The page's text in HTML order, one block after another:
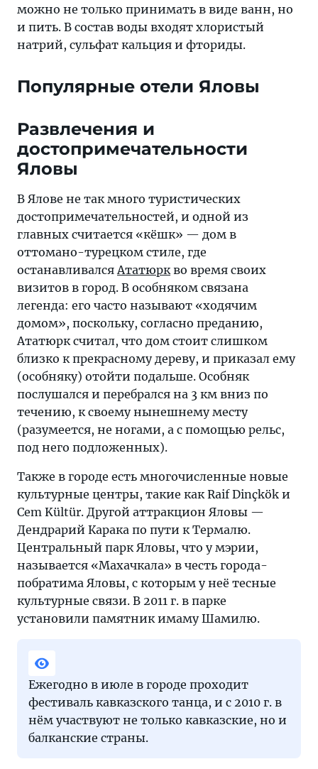
можно не только принимать в виде ванн, но
и пить. В состав воды входят хлористый
натрий, сульфат кальция и фториды.
Популярные отели Яловы
Развлечения и
достопримечательности
Яловы
В Ялове не так много туристических
достопримечательностей, и одной из
главных считается «кёшк» — дом в
оттомано-турецком стиле, где
останавливалсяАтатюркво время своих
визитов в город. В особняком связана
легенда: его часто называют «ходячим
домом», поскольку, согласно преданию,
Ататюрк считал, что дом стоит слишком
близко к прекрасному дереву, и приказал ему
(особняку) отойти подальше. Особняк
послушался и перебрался на 3 км вниз по
течению, к своему нынешнему месту
(разумеется, не ногами, а с помощью рельс,
под него подложенных).
Также в городе есть многочисленные новые
культурные центры, такие как Raif Dinçkök и
Cem Kültür. Другой аттракцион Яловы —
Дендрарий Карака по пути к Термалю.
Центральный парк Яловы, что у мэрии,
называется «Махачкала» в честь города-
побратима Яловы, с которым у неё тесные
культурные связи. В 2011 г. в парке
установили памятник имаму Шамилю.
Ежегодно в июле в городе проходит
фестиваль кавказского танца, и с 2010 г. в
нём участвуют не только кавказские, но и
балканские страны.